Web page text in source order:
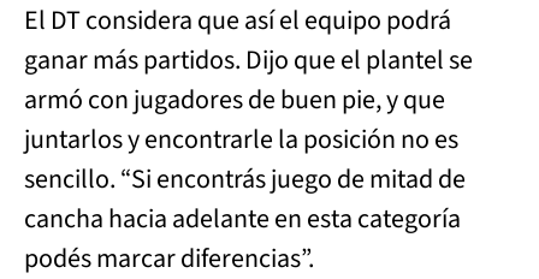
El DT considera que así el equipo podrá
ganar más partidos. Dijo que el plantel se
armó con jugadores de buen pie, y que
juntarlos y encontrarle la posición no es
sencillo. “Si encontrás juego de mitad de
cancha hacia adelante en esta categoría
podés marcar diferencias”.